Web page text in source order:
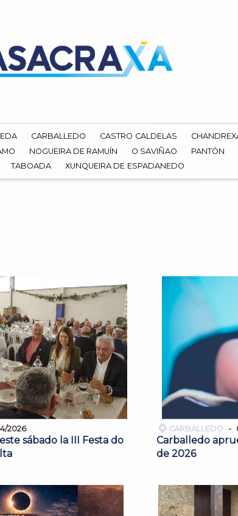
CARBALLEDO CASTRO CALDELAS
NOGUEIRA DE RAMUÍN O SAVIÑAO PANTÓN
TABOADA XUNQUEIRA DE ESPADANEDO
2026
sábado la III Festa do
CARBALLEDO
Carballedo
de 2026